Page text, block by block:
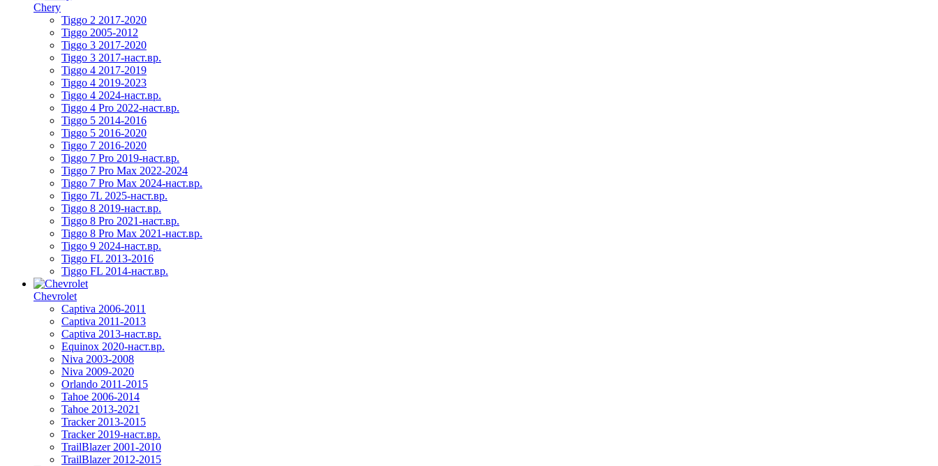
Chery
Tiggo 2 2017-2020
Tiggo 2005-2012
Tiggo 3 2017-2020
Tiggo 3 2017-наст.вр.
Tiggo 4 2017-2019
Tiggo 4 2019-2023
Tiggo 4 2024-наст.вр.
Tiggo 4 Pro 2022-наст.вр.
Tiggo 5 2014-2016
Tiggo 5 2016-2020
Tiggo 7 2016-2020
Tiggo 7 Pro 2019-наст.вр.
Tiggo 7 Pro Max 2022-2024
Tiggo 7 Pro Max 2024-наст.вр.
Tiggo 7L 2025-наст.вр.
Tiggo 8 2019-наст.вр.
Tiggo 8 Pro 2021-наст.вр.
Tiggo 8 Pro Max 2021-наст.вр.
Tiggo 9 2024-наст.вр.
Tiggo FL 2013-2016
Tiggo FL 2014-наст.вр.
Chevrolet
Captiva 2006-2011
Captiva 2011-2013
Captiva 2013-наст.вр.
Equinox 2020-наст.вр.
Niva 2003-2008
Niva 2009-2020
Orlando 2011-2015
Tahoe 2006-2014
Tahoe 2013-2021
Tracker 2013-2015
Tracker 2019-наст.вр.
TrailBlazer 2001-2010
TrailBlazer 2012-2015